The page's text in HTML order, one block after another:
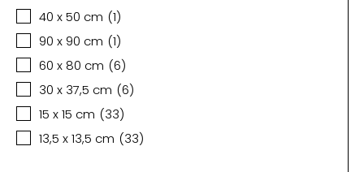
40 x 50 cm (1)
90 x 90 cm (1)
60 x 80 cm (6)
30 x 37,5 cm (6)
15 x 15 cm (33)
13,5 x 13,5 cm (33)